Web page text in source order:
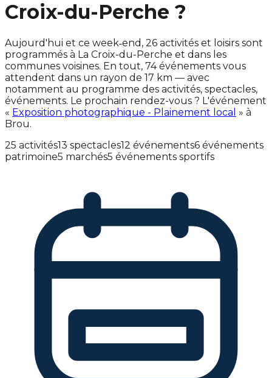
Croix-du-Perche ?
Aujourd'hui et ce week‑end, 26 activités et loisirs sont
programmés à La Croix-du-Perche et dans les
communes voisines. En tout, 74 événements vous
attendent dans un rayon de 17 km — avec
notamment au programme des activités, spectacles,
événements. Le prochain rendez-vous ? L'événement
« Exposition photographique - Plainement local » à
Brou.
25 activités13 spectacles12 événements6 événements
patrimoine5 marchés5 événements sportifs